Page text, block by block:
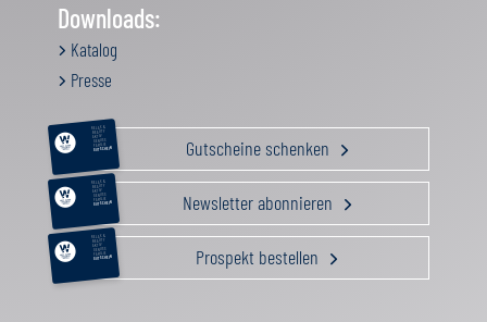
Downloads:
Katalog
Presse
RELAX &
BEAUTY
AKTIV
GENUSS
FAMILIE
GUTSCHEIN Gutscheine schenken
RELAX &
BEAUTY
AKTIV
GENUSS
FAMILIE
GUTSCHEIN Newsletter abonnieren
RELAX &
BEAUTY
AKTIV
GENUSS
FAMILIE
GUTSCHEIN Prospekt bestellen